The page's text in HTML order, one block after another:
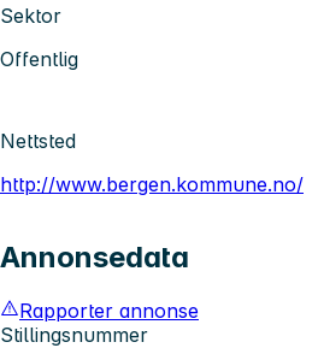
Sektor
Offentlig
Nettsted
http://www.bergen.kommune.no/
Annonsedata
Rapporter annonse
Stillingsnummer